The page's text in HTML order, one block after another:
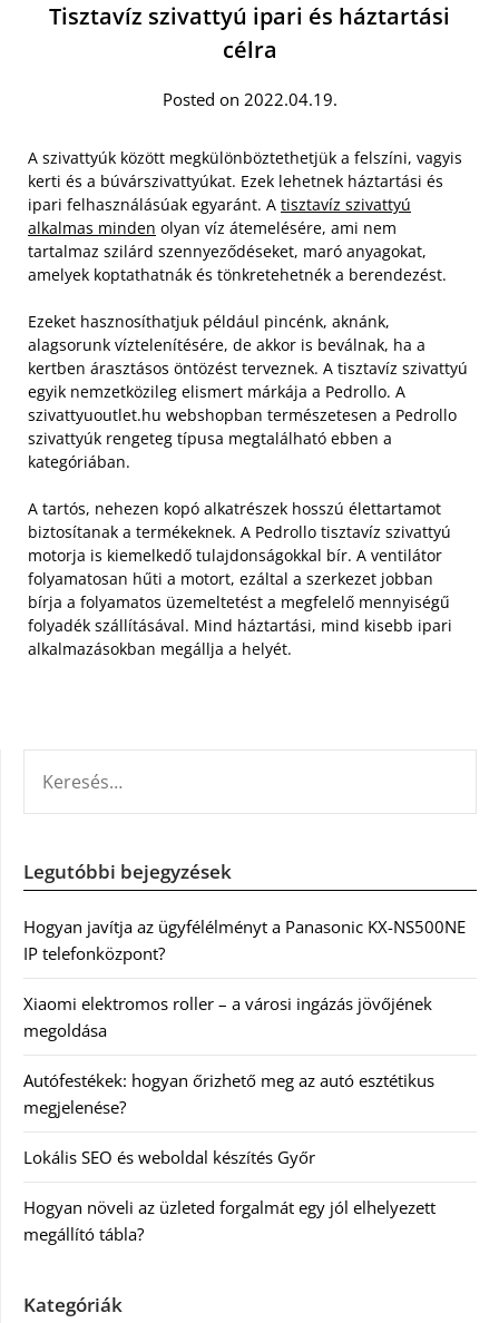
Tisztavíz szivattyú ipari és háztartási
célra
Posted on 2022.04.19.
A szivattyúk között megkülönböztethetjük a felszíni, vagyis
kerti és a búvárszivattyúkat. Ezek lehetnek háztartási és
ipari felhasználásúak egyaránt. A tisztavíz szivattyú
alkalmas minden olyan víz átemelésére, ami nem
tartalmaz szilárd szennyeződéseket, maró anyagokat,
amelyek koptathatnák és tönkretehetnék a berendezést.
Ezeket hasznosíthatjuk például pincénk, aknánk,
alagsorunk víztelenítésére, de akkor is beválnak, ha a
kertben árasztásos öntözést terveznek. A tisztavíz szivattyú
egyik nemzetközileg elismert márkája a Pedrollo. A
szivattyuoutlet.hu webshopban természetesen a Pedrollo
szivattyúk rengeteg típusa megtalálható ebben a
kategóriában.
A tartós, nehezen kopó alkatrészek hosszú élettartamot
biztosítanak a termékeknek. A Pedrollo tisztavíz szivattyú
motorja is kiemelkedő tulajdonságokkal bír. A ventilátor
folyamatosan hűti a motort, ezáltal a szerkezet jobban
bírja a folyamatos üzemeltetést a megfelelő mennyiségű
folyadék szállításával. Mind háztartási, mind kisebb ipari
alkalmazásokban megállja a helyét.
Legutóbbi bejegyzések
Hogyan javítja az ügyfélélményt a Panasonic KX-NS500NE
IP telefonközpont?
Xiaomi elektromos roller – a városi ingázás jövőjének
megoldása
Autófestékek: hogyan őrizhető meg az autó esztétikus
megjelenése?
Lokális SEO és weboldal készítés Győr
Hogyan növeli az üzleted forgalmát egy jól elhelyezett
megállító tábla?
Kategóriák